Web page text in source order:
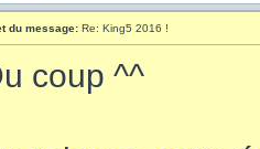
du message: Re: King5 2016 !
coup ^^